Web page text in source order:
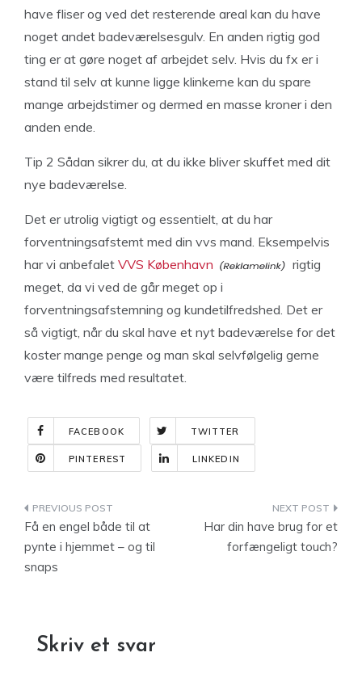
have fliser og ved det resterende areal kan du have
noget andet badeværelsesgulv. En anden rigtig god
ting er at gøre noget af arbejdet selv. Hvis du fx er i
stand til selv at kunne ligge klinkerne kan du spare
mange arbejdstimer og dermed en masse kroner i den
anden ende.
Tip 2 Sådan sikrer du, at du ikke bliver skuffet med dit
nye badeværelse.
Det er utrolig vigtigt og essentielt, at du har
forventningsafstemt med din vvs mand. Eksempelvis
har vi anbefalet VVS København
rigtig
meget, da vi ved de går meget op i
forventningsafstemning og kundetilfredshed. Det er
så vigtigt, når du skal have et nyt badeværelse for det
koster mange penge og man skal selvfølgelig gerne
være tilfreds med resultatet.
FACEBOOK TWITTER
PINTEREST LINKEDIN
Indlægsnavigation
Få en engel både til at
pynte i hjemmet – og til
snaps
Har din have brug for et
forfængeligt touch?
Skriv et svar